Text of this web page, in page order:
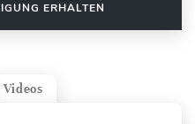
ERHALTEN
Videos